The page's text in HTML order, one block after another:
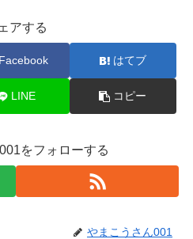
アする
Facebook はてブ
LINE コピー
をフォローする
やまこうさん001